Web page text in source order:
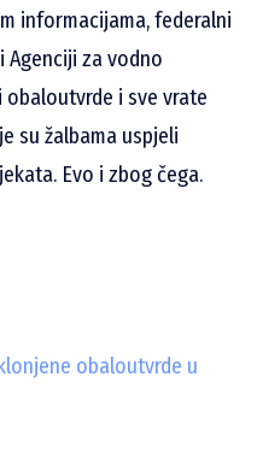
informacijama, federalni
za vodno
obaloutvrde i sve vrate
su žalbama uspjeli
Evo i zbog čega.
obaloutvrde u